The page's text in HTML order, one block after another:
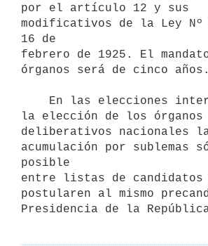
por el artículo 12 y sus
modificativos de la Ley Nº
16 de
febrero de 1925. El
órganos será de cinco años.
la elección de los órganos
deliberativos nacionales
acumulación por sublemas
posible
entre listas de candidatos
postularen al mismo